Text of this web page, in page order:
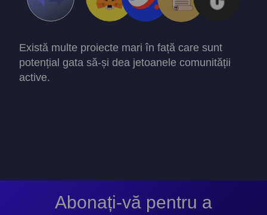
Există multe proiecte mari în față care sunt
potențial gata să-și dea jetoanele comunității
active.
Abonați-vă pentru a